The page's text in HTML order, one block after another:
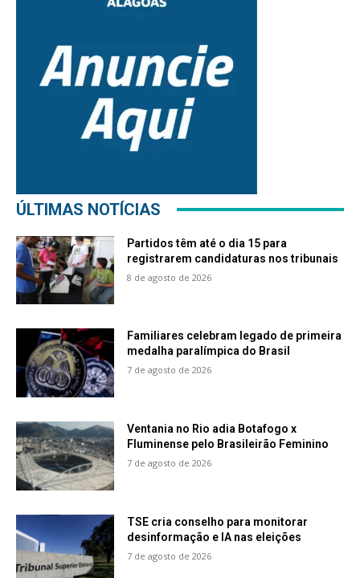
ÚLTIMAS NOTÍCIAS
Partidos têm até o dia 15 para
registrarem candidaturas nos tribunais
8 de agosto de 2026
Familiares celebram legado de primeira
medalha paralímpica do Brasil
7 de agosto de 2026
Ventania no Rio adia Botafogo x
Fluminense pelo Brasileirão Feminino
7 de agosto de 2026
TSE cria conselho para monitorar
desinformação e IA nas eleições
7 de agosto de 2026